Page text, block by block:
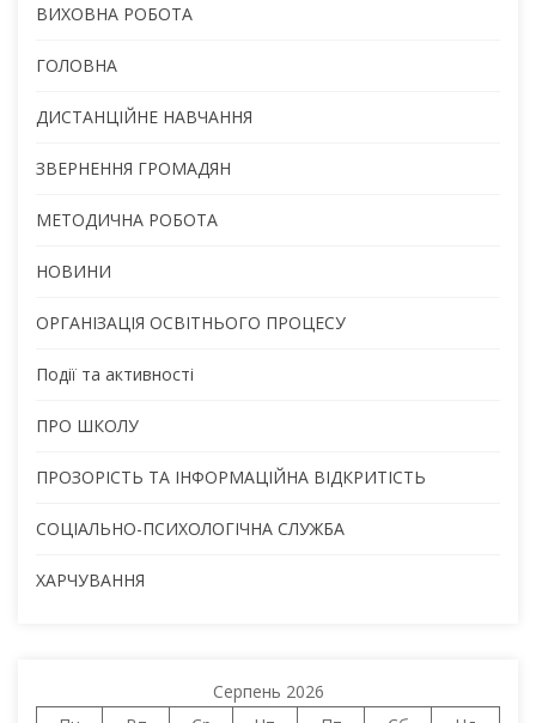
ВИХОВНА РОБОТА
ГОЛОВНА
ДИСТАНЦІЙНЕ НАВЧАННЯ
ЗВЕРНЕННЯ ГРОМАДЯН
МЕТОДИЧНА РОБОТА
НОВИНИ
ОРГАНІЗАЦІЯ ОСВІТНЬОГО ПРОЦЕСУ
Події та активності
ПРО ШКОЛУ
ПРОЗОРІСТЬ ТА ІНФОРМАЦІЙНА ВІДКРИТІСТЬ
СОЦІАЛЬНО-ПСИХОЛОГІЧНА СЛУЖБА
ХАРЧУВАННЯ
Серпень 2026